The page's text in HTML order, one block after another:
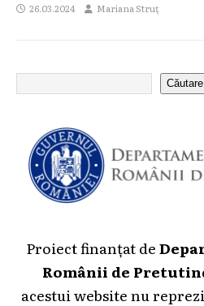
26.03.2024 Mariana Struț
Căutare
Proiect finanțat de
Românii de
acestui website nu